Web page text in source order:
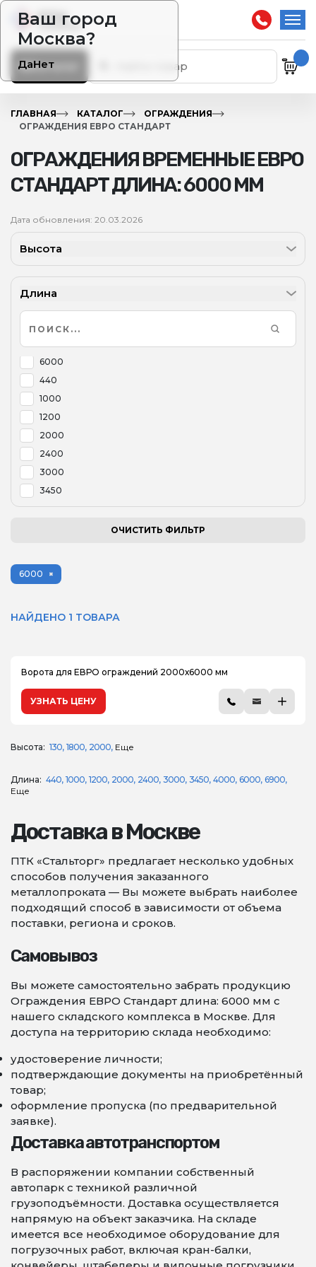
Ваш город
Москва?
ДаНет
Каталог
ГЛАВНАЯ КАТАЛОГ
ОГРАЖДЕНИЯ
ОГРАЖДЕНИЯ ЕВРО СТАНДАРТ
ОГРАЖДЕНИЯ ВРЕМЕННЫЕ ЕВРО
СТАНДАРТ ДЛИНА: 6000 ММ
Дата обновления: 20.03.2026
Высота
Длина
6000
440
1000
1200
2000
2400
3000
3450
4000
ОЧИСТИТЬ ФИЛЬТР
6000
НАЙДЕНО 1 ТОВАРА
Ворота для ЕВРО ограждений 2000х6000 мм
УЗНАТЬ ЦЕНУ
Высота: 130 1800 2000 Еще
Длина: 440 1000 1200 2000 2400 3000 3450 4000 6000 6900
Еще
Доставка в Москве
ПТК «Стальторг» предлагает несколько удобных
способов получения заказанного
металлопроката — Вы можете выбрать наиболее
подходящий способ в зависимости от объема
поставки, региона и сроков.
Самовывоз
Вы можете самостоятельно забрать продукцию
Ограждения ЕВРО Стандарт длина: 6000 мм с
нашего складского комплекса в Москве. Для
доступа на территорию склада необходимо:
удостоверение личности;
подтверждающие документы на приобретённый
товар;
оформление пропуска (по предварительной
заявке).
Доставка автотранспортом
В распоряжении компании собственный
автопарк с техникой различной
грузоподъёмности. Доставка осуществляется
напрямую на объект заказчика. На складе
имеется все необходимое оборудование для
погрузочных работ, включая кран-балки,